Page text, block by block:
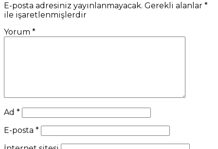
E-posta adresiniz yayınlanmayacak. Gerekli alanlar *
ile işaretlenmişlerdir
Yorum *
Ad *
E-posta *